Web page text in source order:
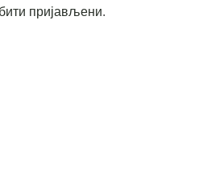
бити пријављени.